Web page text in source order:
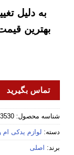
به دلیل
بهترین
تماس بگیرید
شناسه محصول:
دسته: لوازم یدکی ام
برند: اصلی